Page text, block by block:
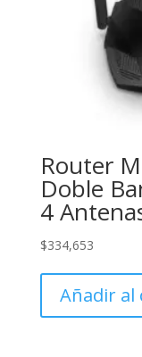
Router
Doble
4
$334,653
Añadir al